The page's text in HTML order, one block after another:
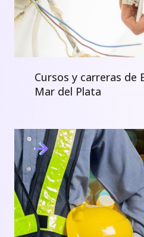
Cursos y carreras de
Mar del Plata